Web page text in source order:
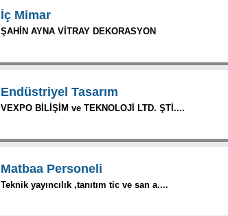
İç Mimar
ŞAHİN AYNA VİTRAY DEKORASYON
Endüstriyel Tasarım
VEXPO BİLİŞİM ve TEKNOLOJİ LTD. ŞTİ....
Matbaa Personeli
Teknik yayıncılık ,tanıtım tic ve san a....